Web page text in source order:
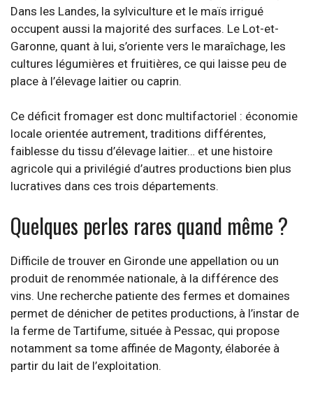
Dans les Landes, la sylviculture et le maïs irrigué
occupent aussi la majorité des surfaces. Le Lot-et-
Garonne, quant à lui, s’oriente vers le maraîchage, les
cultures légumières et fruitières, ce qui laisse peu de
place à l’élevage laitier ou caprin.
Ce déficit fromager est donc multifactoriel : économie
locale orientée autrement, traditions différentes,
faiblesse du tissu d’élevage laitier… et une histoire
agricole qui a privilégié d’autres productions bien plus
lucratives dans ces trois départements.
Quelques perles rares quand même ?
Difficile de trouver en Gironde une appellation ou un
produit de renommée nationale, à la différence des
vins. Une recherche patiente des fermes et domaines
permet de dénicher de petites productions, à l’instar de
la ferme de Tartifume, située à Pessac, qui propose
notamment sa tome affinée de Magonty, élaborée à
partir du lait de l’exploitation.